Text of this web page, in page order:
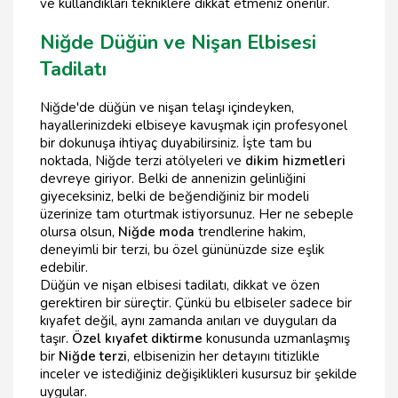
ve kullandıkları tekniklere dikkat etmeniz önerilir.
Niğde Düğün ve Nişan Elbisesi
Tadilatı
Niğde'de düğün ve nişan telaşı içindeyken,
hayallerinizdeki elbiseye kavuşmak için profesyonel
bir dokunuşa ihtiyaç duyabilirsiniz. İşte tam bu
noktada, Niğde terzi atölyeleri ve dikim hizmetleri
devreye giriyor. Belki de annenizin gelinliğini
giyeceksiniz, belki de beğendiğiniz bir modeli
üzerinize tam oturtmak istiyorsunuz. Her ne sebeple
olursa olsun, Niğde moda trendlerine hakim,
deneyimli bir terzi, bu özel gününüzde size eşlik
edebilir.
Düğün ve nişan elbisesi tadilatı, dikkat ve özen
gerektiren bir süreçtir. Çünkü bu elbiseler sadece bir
kıyafet değil, aynı zamanda anıları ve duyguları da
taşır. Özel kıyafet diktirme konusunda uzmanlaşmış
bir Niğde terzi, elbisenizin her detayını titizlikle
inceler ve istediğiniz değişiklikleri kusursuz bir şekilde
uygular.